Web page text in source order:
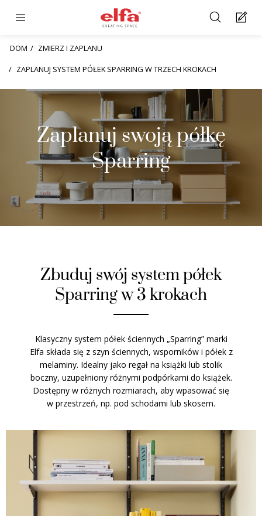
DOM
ZMIERZ I ZAPLANU
ZAPLANUJ SYSTEM PÓŁEK SPARRING W TRZECH KROKACH
Zaplanuj swoją półkę
Sparring
Zbuduj swój system półek
Sparring w 3 krokach
Klasyczny system półek ściennych „Sparring” marki
Elfa składa się z szyn ściennych, wsporników i półek z
melaminy. Idealny jako regał na książki lub stolik
boczny, uzupełniony różnymi podpórkami do książek.
Dostępny w różnych rozmiarach, aby wpasować się
w przestrzeń, np. pod schodami lub skosem.